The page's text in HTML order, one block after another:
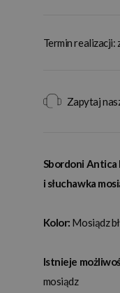
Termin
Zapytaj
Sbordoni Antica
i słuchawka
Kolor: Mosiądz
Istnieje
mosiądz